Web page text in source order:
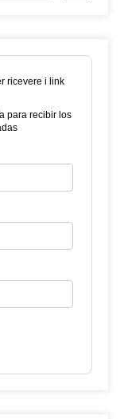
ricevere i link
para recibir los